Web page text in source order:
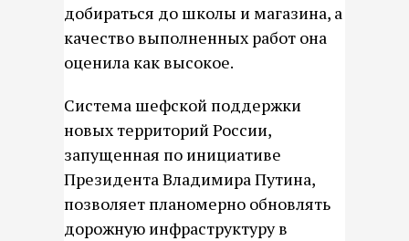
добираться до школы и магазина, а
качество выполненных работ она
оценила как высокое.
Система шефской поддержки
новых территорий России,
запущенная по инициативе
Президента Владимира Путина,
позволяет планомерно обновлять
дорожную инфраструктуру в